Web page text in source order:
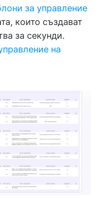
за управление
които създават
за секунди.
на